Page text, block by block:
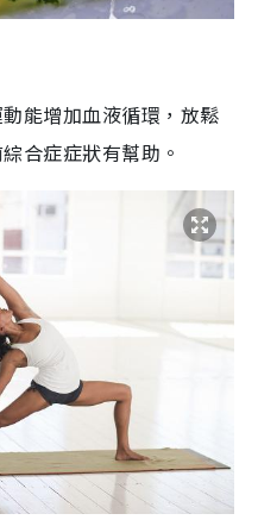
能增加血液循環，放鬆
合症症狀有幫助。